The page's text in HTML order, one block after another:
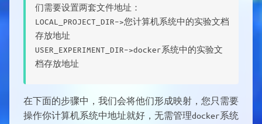
们需要设置两套文件地址：
LOCAL_PROJECT_DIR–>您计算机系统中的实验文档
存放地址
USER_EXPERIMENT_DIR–>docker系统中的实验文
档存放地址
在下面的步骤中，我们会将他们形成映射，您只需要
操作你计算机系统中地址就好，无需管理docker系统